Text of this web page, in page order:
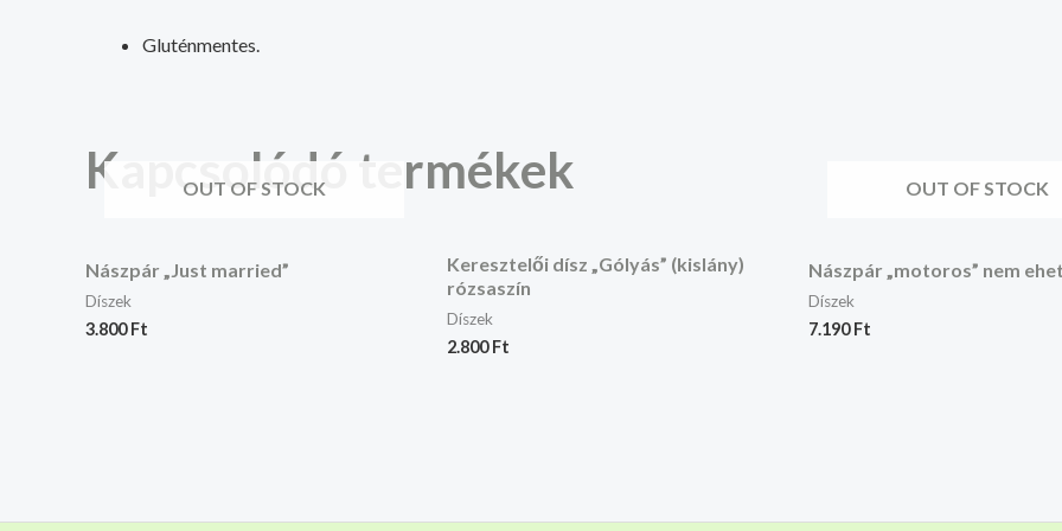
Gluténmentes.
Kapcsolódó termékek
OUT OF STOCK
Nászpár „Just married”
Díszek
3.800Ft
Keresztelői dísz „Gólyás” (kislány)
rózsaszín
Díszek
2.800Ft
OUT OF STOCK
Nászpár „motoros” nem
Díszek
7.190Ft